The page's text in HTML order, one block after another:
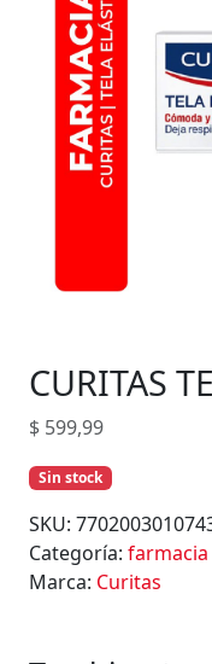
CURITAS
$ 599,99
Sin stock
SKU:
Categoría: farmacia
Marca: Curitas